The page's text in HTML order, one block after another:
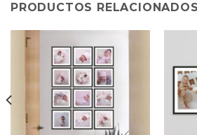
PRODUCTOS RELACIONADOS